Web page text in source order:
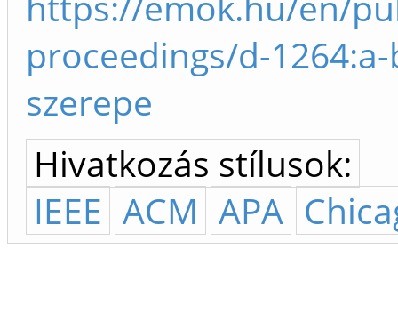
proceedings/d-
szerepe
Hivatkozás stílusok:
IEEE ACM APA